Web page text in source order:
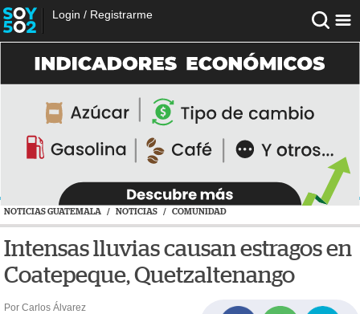
Login / Registrarme
NOTICIAS GUATEMALA / NOTICIAS / COMUNIDAD
Intensas lluvias causan estragos en
Coatepeque, Quetzaltenango
Por Carlos Álvarez